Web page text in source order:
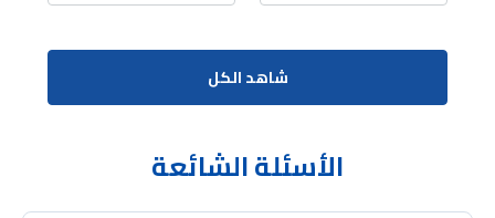
شاهد الكل
الأسئلة الشائعة